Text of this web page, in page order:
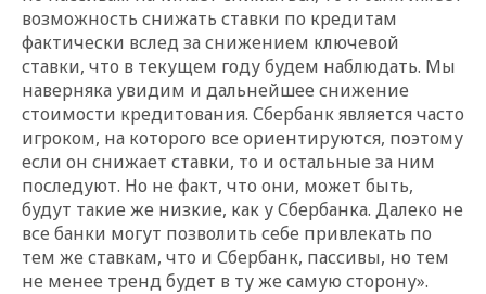
возможность снижать ставки по кредитам
фактически вслед за снижением ключевой
ставки, что в текущем году будем наблюдать. Мы
наверняка увидим и дальнейшее снижение
стоимости кредитования. Сбербанк является часто
игроком, на которого все ориентируются, поэтому
если он снижает ставки, то и остальные за ним
последуют. Но не факт, что они, может быть,
будут такие же низкие, как у Сбербанка. Далеко не
все банки могут позволить себе привлекать по
тем же ставкам, что и Сбербанк, пассивы, но тем
не менее тренд будет в ту же самую сторону».